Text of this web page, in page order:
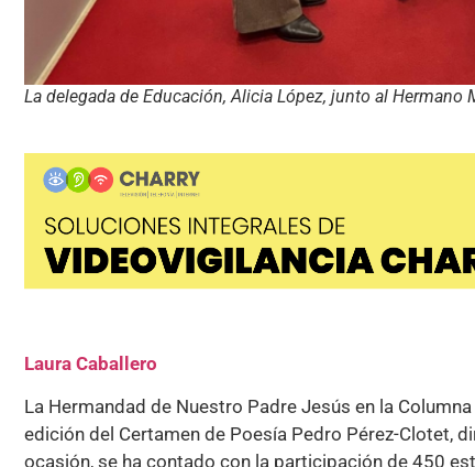
La delegada de Educación, Alicia López, junto al
Laura Caballero
La Hermandad de Nuestro Padre Jesús en la
edición del Certamen de Poesía Pedro Pérez-Clotet,
ocasión, se ha contado con la participación de 450